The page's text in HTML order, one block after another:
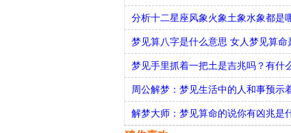
分析十二星座风象火象土象水象都是
梦见算八字是什么意思 女人梦见算命
梦见手里抓着一把土是吉兆吗？有什
周公解梦：梦见生活中的人和事预示
解梦大师：梦见算命的说你有凶兆是